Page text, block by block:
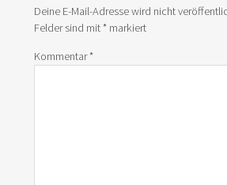
Deine E-Mail-Adresse wird nicht
Felder sind mit*markiert
Kommentar*